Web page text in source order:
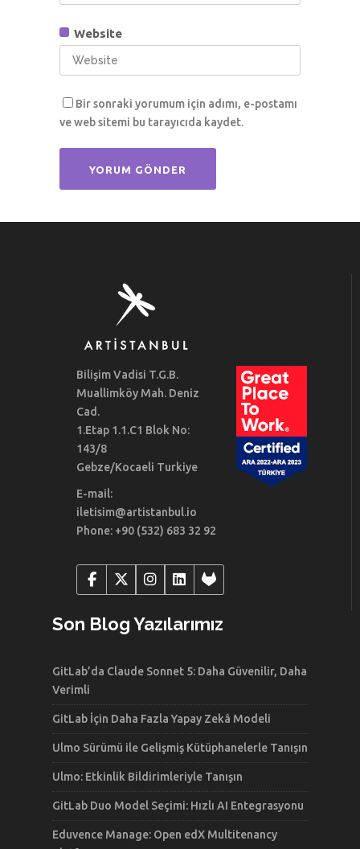
Website
Bir sonraki yorumum için adımı, e-postamı
ve web sitemi bu tarayıcıda kaydet.
Bilişim Vadisi T.G.B.
Muallimköy Mah. Deniz
Cad.
1.Etap 1.1.C1 Blok No:
143/8
Gebze/Kocaeli Turkiye
E-mail:
iletisim@artistanbul.io
Phone: +90 (532) 683 32 92
Son Blog Yazılarımız
GitLab’da Claude Sonnet 5: Daha Güvenilir, Daha
Verimli
GitLab İçin Daha Fazla Yapay Zekâ Modeli
Ulmo Sürümü ile Gelişmiş Kütüphanelerle Tanışın
Ulmo: Etkinlik Bildirimleriyle Tanışın
GitLab Duo Model Seçimi: Hızlı AI Entegrasyonu
Eduvence Manage: Open edX Multitenancy